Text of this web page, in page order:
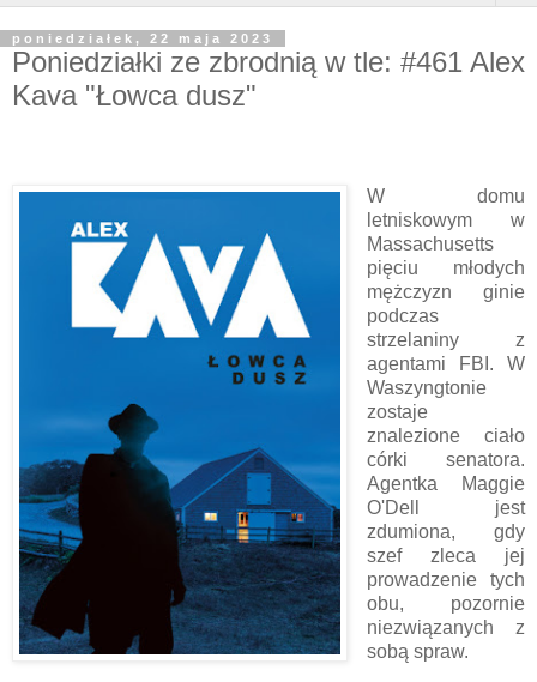
poniedziałek, 22 maja 2023
Poniedziałki ze zbrodnią w tle: #461 Alex
Kava "Łowca dusz"
W domu
letniskowym w
Massachusetts
pięciu młodych
mężczyzn ginie
podczas
strzelaniny z
agentami FBI. W
Waszyngtonie
zostaje
znalezione ciało
córki senatora.
Agentka Maggie
O'Dell jest
zdumiona, gdy
szef zleca jej
prowadzenie tych
obu, pozornie
niezwiązanych z
sobą spraw.